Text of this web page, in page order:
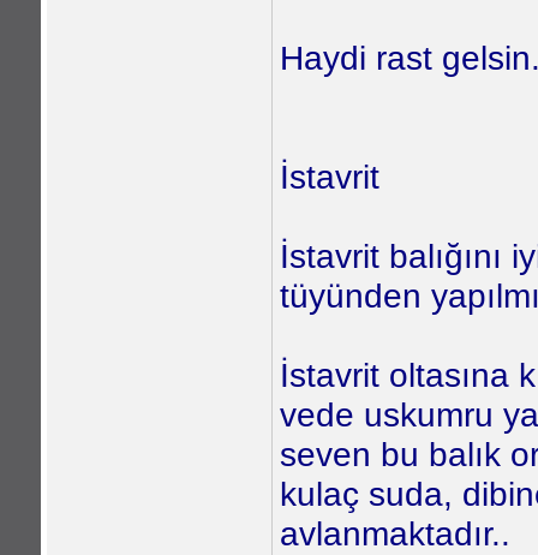
Haydi rast
İstavrit
İstavrit balığını
tüyünden
İstavrit oltasına
vede uskumru
seven bu balık
kulaç suda,
avlanmaktadır..